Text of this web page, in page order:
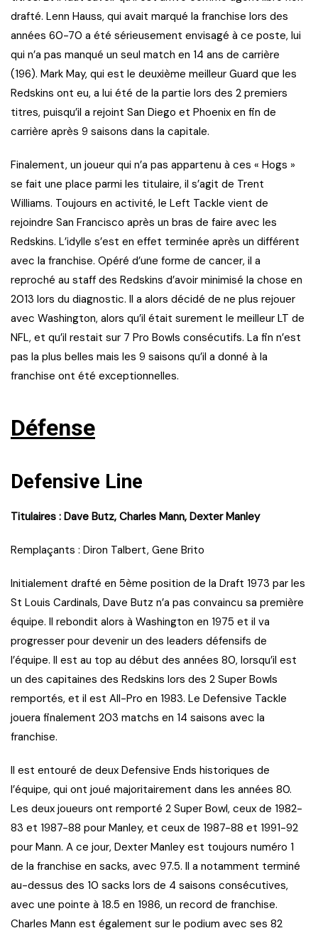
drafté. Lenn Hauss, qui avait marqué la franchise lors des
années 60-70 a été sérieusement envisagé à ce poste, lui
qui n’a pas manqué un seul match en 14 ans de carrière
(196). Mark May, qui est le deuxième meilleur Guard que les
Redskins ont eu, a lui été de la partie lors des 2 premiers
titres, puisqu’il a rejoint San Diego et Phoenix en fin de
carrière après 9 saisons dans la capitale.
Finalement, un joueur qui n’a pas appartenu à ces « Hogs »
se fait une place parmi les titulaire, il s’agit de Trent
Williams. Toujours en activité, le Left Tackle vient de
rejoindre San Francisco après un bras de faire avec les
Redskins. L’idylle s’est en effet terminée après un différent
avec la franchise. Opéré d’une forme de cancer, il a
reproché au staff des Redskins d’avoir minimisé la chose en
2013 lors du diagnostic. Il a alors décidé de ne plus rejouer
avec Washington, alors qu’il était surement le meilleur LT de
NFL, et qu’il restait sur 7 Pro Bowls consécutifs. La fin n’est
pas la plus belles mais les 9 saisons qu’il a donné à la
franchise ont été exceptionnelles.
Défense
Defensive Line
Titulaires : Dave Butz, Charles Mann, Dexter Manley
Remplaçants : Diron Talbert, Gene Brito
Initialement drafté en 5ème position de la Draft 1973 par les
St Louis Cardinals, Dave Butz n’a pas convaincu sa première
équipe. Il rebondit alors à Washington en 1975 et il va
progresser pour devenir un des leaders défensifs de
l’équipe. Il est au top au début des années 80, lorsqu’il est
un des capitaines des Redskins lors des 2 Super Bowls
remportés, et il est All-Pro en 1983. Le Defensive Tackle
jouera finalement 203 matchs en 14 saisons avec la
franchise.
Il est entouré de deux Defensive Ends historiques de
l’équipe, qui ont joué majoritairement dans les années 80.
Les deux joueurs ont remporté 2 Super Bowl, ceux de 1982-
83 et 1987-88 pour Manley, et ceux de 1987-88 et 1991-92
pour Mann. A ce jour, Dexter Manley est toujours numéro 1
de la franchise en sacks, avec 97.5. Il a notamment terminé
au-dessus des 10 sacks lors de 4 saisons consécutives,
avec une pointe à 18.5 en 1986, un record de franchise.
Charles Mann est également sur le podium avec ses 82